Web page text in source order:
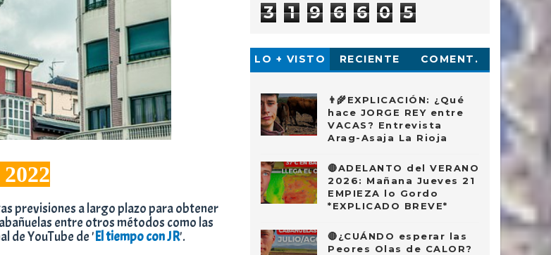
previsiones a largo plazo para obtener
entre otros métodos como las
de YouTube de 'El tiempo con JR'.
3 1 9 6 6 0 5
LO + VISTO RECIENTE COMENT.
👨‍🌾EXPLICACIÓN: ¿Qué
hace JORGE REY entre
VACAS? Entrevista
Arag-Asaja La Rioja
🔴ADELANTO del VERANO
2026: Mañana Jueves 21
EMPIEZA lo Gordo
*EXPLICADO BREVE*
🔴¿CUÁNDO esperar las
Peores Olas de CALOR?